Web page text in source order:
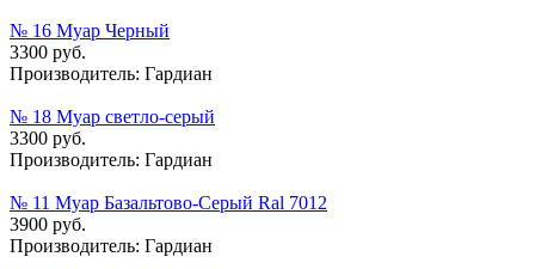
№ 16 Муар Черный
3300 руб.
Производитель: Гардиан
№ 18 Муар cветло-cерый
3300 руб.
Производитель: Гардиан
№ 11 Муар Базальтово-Серый Ral 7012
3900 руб.
Производитель: Гардиан